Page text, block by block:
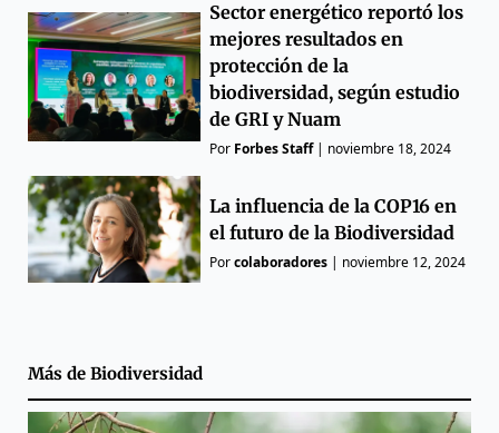
Sector energético reportó los
mejores resultados en
protección de la
biodiversidad, según estudio
de GRI y Nuam
Por Forbes Staff| noviembre 18, 2024
La influencia de la COP16 en
el futuro de la Biodiversidad
Porcolaboradores | noviembre 12, 2024
Más de Biodiversidad